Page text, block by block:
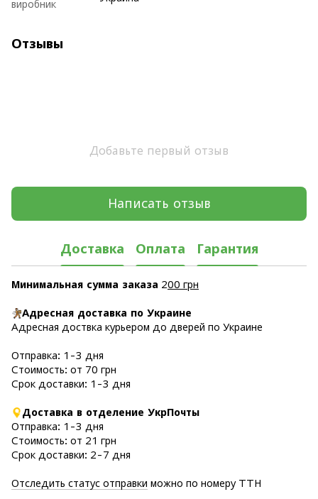
виробник
Отзывы
Добавьте первый отзыв
Написать отзыв
Доставка Оплата Гарантия
Минимальная сумма заказа 200 грн
Адресная доставка по Украине
Адресная доствка курьером до дверей по Украине
Отправка: 1-3 дня
Стоимость: от 70 грн
Срок доставки: 1-3 дня
Доставка в отделение УкрПочты
Отправка: 1-3 дня
Стоимость: от 21 грн
Срок доставки: 2-7 дня
Отследить статус отправки можно по номеру ТТН